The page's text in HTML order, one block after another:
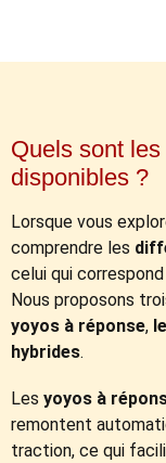
Quels sont
disponibles ?
Lorsque vous
comprendre les
celui qui
Nous proposons
yoyos à réponse,
hybrides.
Les yoyos à
remontent
traction, ce qui